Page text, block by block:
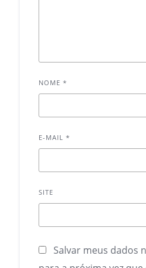
NOME *
E-MAIL *
SITE
Salvar meus dados